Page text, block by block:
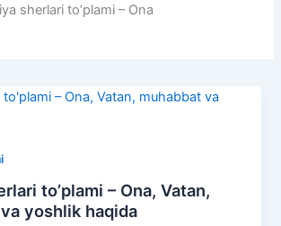
sherlari to’plami – Ona
to’plami – Ona, Vatan,
yoshlik haqida